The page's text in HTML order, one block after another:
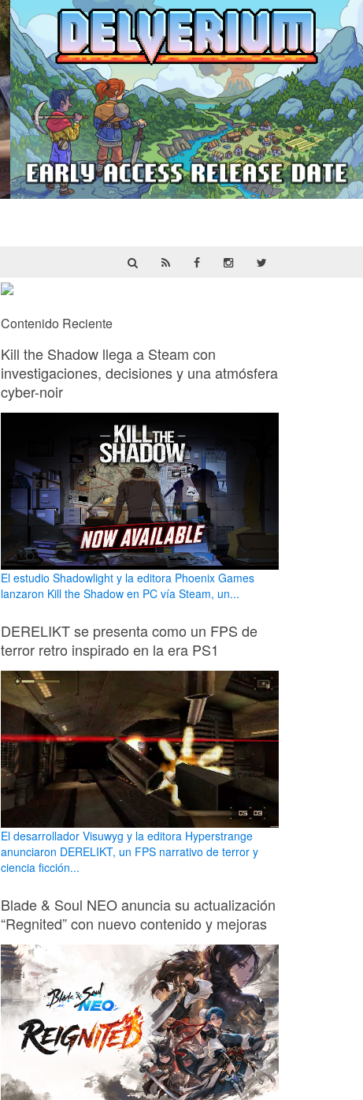
Contenido Reciente
Kill the Shadow llega a Steam con
investigaciones, decisiones y una atmósfera
cyber-noir
El estudio Shadowlight y la editora Phoenix Games
lanzaron Kill the Shadow en PC vía Steam, un...
DERELIKT se presenta como un FPS de
terror retro inspirado en la era PS1
El desarrollador Visuwyg y la editora Hyperstrange
anunciaron DERELIKT, un FPS narrativo de terror y
ciencia ficción...
Blade & Soul NEO anuncia su actualización
“Regnited” con nuevo contenido y mejoras